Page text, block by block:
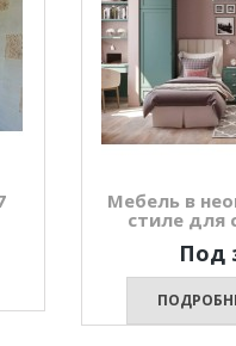
Мебель в
стиле для
Под